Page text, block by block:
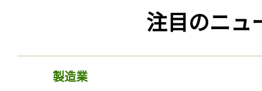
注目のニュ
製造業